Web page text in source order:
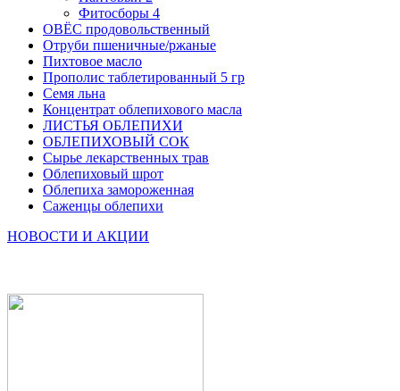
Фитосборы 4
ОВЁС продовольственный
Отруби пшеничные/ржаные
Пихтовое масло
Прополис таблетированный 5 гр
Семя льна
Концентрат облепихового масла
ЛИСТЬЯ ОБЛЕПИХИ
ОБЛЕПИХОВЫЙ СОК
Сырье лекарственных трав
Облепиховый шрот
Облепиха замороженная
Саженцы облепихи
НОВОСТИ И АКЦИИ